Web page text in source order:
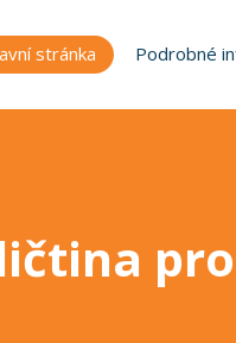
stránka Podrobné